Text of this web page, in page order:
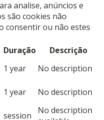
analise, anúncios e
são cookies não
consentir ou não estes
Duração
Descrição
1 year
No description
1 year No description
session
No description